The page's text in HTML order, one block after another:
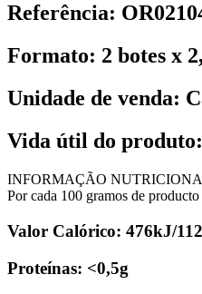
Referência:
Formato: 2 botes x
Unidade de venda:
Vida útil do produto:
INFORMAÇÃO
Por cada 100 gramos de producto
Valor Calórico: 476kJ/
Proteínas: <0,5g